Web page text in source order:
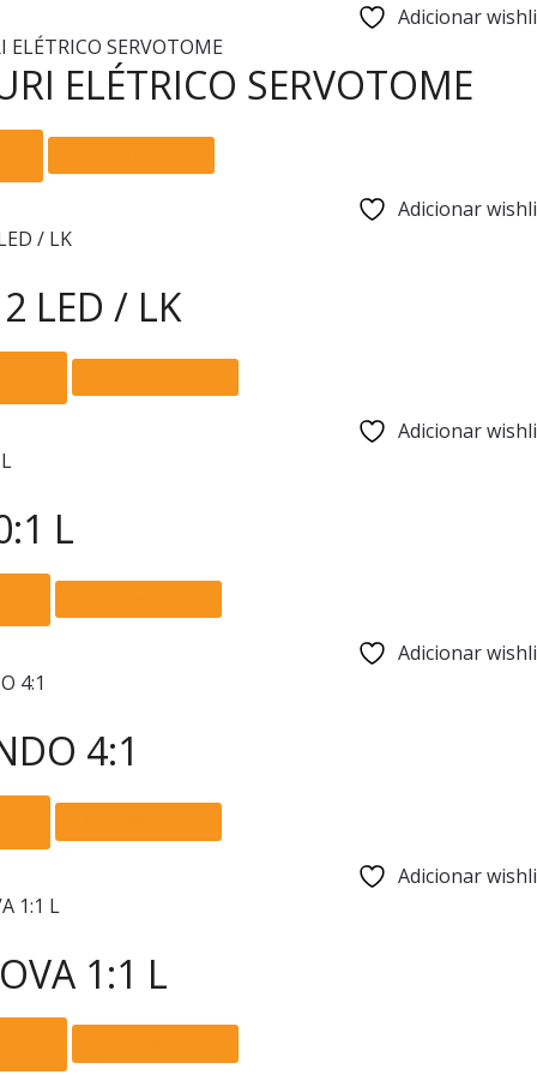
on
the
Adicionar
ELÉTRICO SERVOTOME
Adicionar
LED / LK
This
product
options
may
page
Adicionar
L
Adicionar
4:1
Adicionar
1:1 L
This
product